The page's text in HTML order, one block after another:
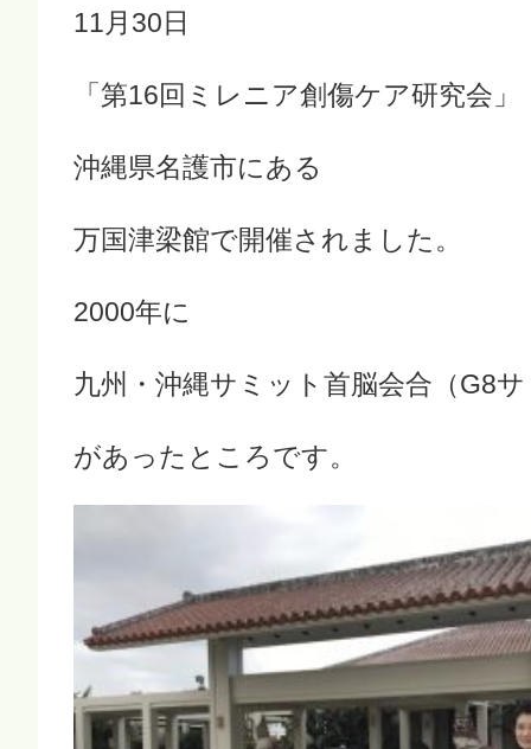
11月30日
「第16回ミレニア創傷ケア研究会」
沖縄県名護市にある
万国津梁館で開催されました。
2000年に
九州・沖縄サミット首脳会合（G8
があったところです。